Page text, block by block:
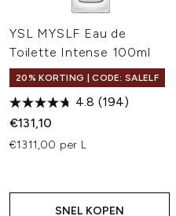
YSL MYSLF Eau de
Toilette Intense 100ml
20% KORTING | CODE: SALELF
4.8 (194)
€131,10
€1311,00 per L
SNEL KOPEN